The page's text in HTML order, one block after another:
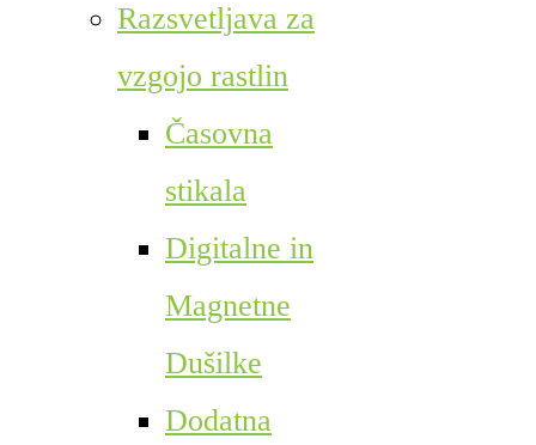
Razsvetljava za
vzgojo rastlin
Časovna
stikala
Digitalne in
Magnetne
Dušilke
Dodatna